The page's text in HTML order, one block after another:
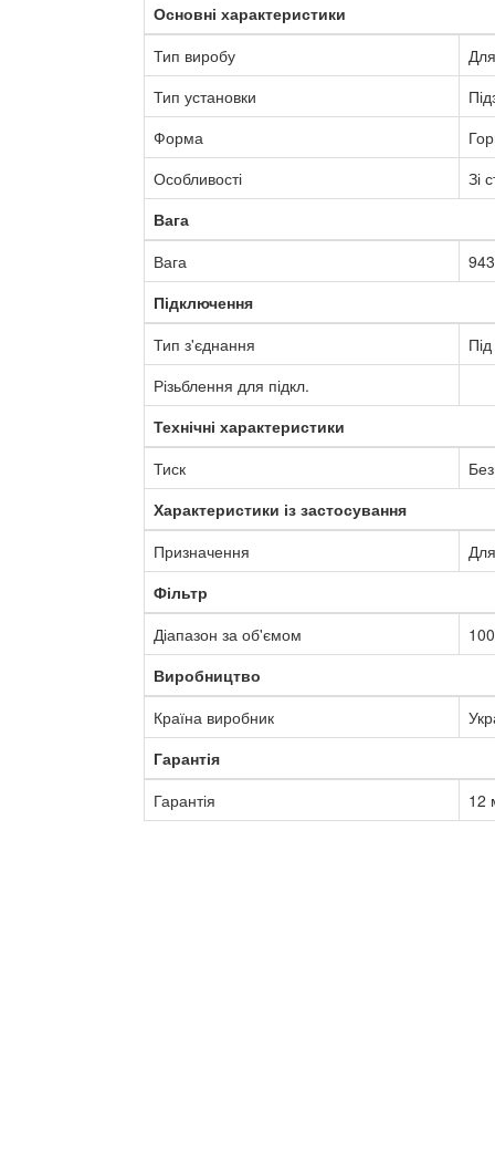
Основні характеристики
Тип виробу
Тип установки
Форма
Особливості
Зі
Вага
Вага
Підключення
Тип з'єднання
Різьблення для підкл.
Технічні характеристики
Тиск
Характеристики із застосування
Призначення
Фільтр
Діапазон за об'ємом
Виробництво
Країна виробник
Гарантія
Гарантія
12